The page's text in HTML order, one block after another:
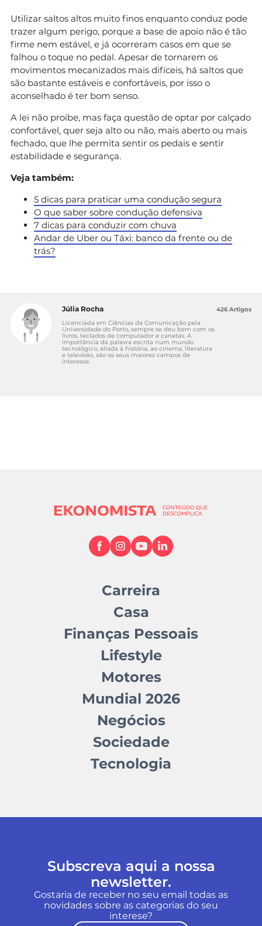
Utilizar saltos altos muito finos enquanto conduz pode
trazer algum perigo, porque a base de apoio não é tão
firme nem estável, e já ocorreram casos em que se
falhou o toque no pedal. Apesar de tornarem os
movimentos mecanizados mais difíceis, há saltos que
são bastante estáveis e confortáveis, por isso o
aconselhado é ter bom senso.
A lei não proíbe, mas faça questão de optar por calçado
confortável, quer seja alto ou não, mais aberto ou mais
fechado, que lhe permita sentir os pedais e sentir
estabilidade e segurança.
Veja também:
5 dicas para praticar uma condução segura
O que saber sobre condução defensiva
7 dicas para conduzir com chuva
Andar de Uber ou Táxi: banco da frente ou de
trás?
Júlia Rocha
Licenciada em Ciências da Comunicação pela
Universidade do Porto, sempre se deu bem com os
livros, teclados de computador e canetas. A
importância da palavra escrita num mundo
tecnológico, aliada à história, ao cinema, literatura
e televisão, são os seus maiores campos de
interesse.
426 Artigos
Carreira
Casa
Finanças Pessoais
Lifestyle
Motores
Mundial 2026
Negócios
Sociedade
Tecnologia
Subscreva aqui a nossa
newsletter.
Gostaria de receber no seu email todas as
novidades sobre as categorias do seu
interese?